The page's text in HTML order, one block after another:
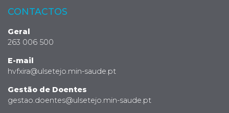
CONTACTOS
Geral
263 006 500
E-mail
hvfxira@ulsetejo.min-saude.pt
Gestão de Doentes
gestao.doentes@ulsetejo.min-saude.pt